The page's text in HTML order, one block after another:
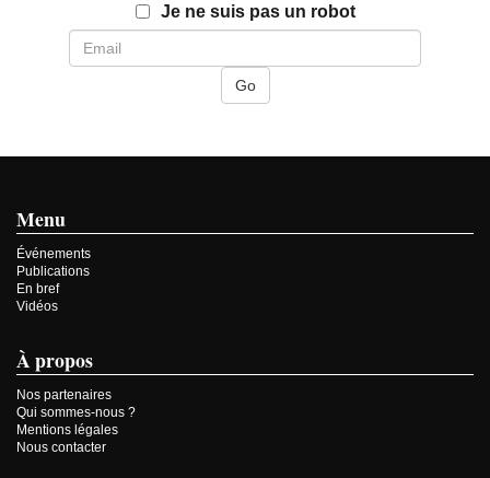
Je ne suis pas un robotEmail
Menu
Événements
Publications
En bref
Vidéos
À propos
Nos partenaires
Qui sommes-nous ?
Mentions légales
Nous contacter